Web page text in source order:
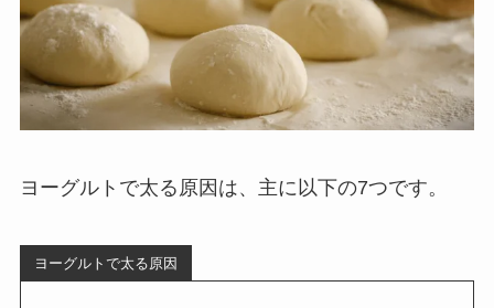
ヨーグルトで太る原因は、主に以下の7つです。
ヨーグルトで太る原因